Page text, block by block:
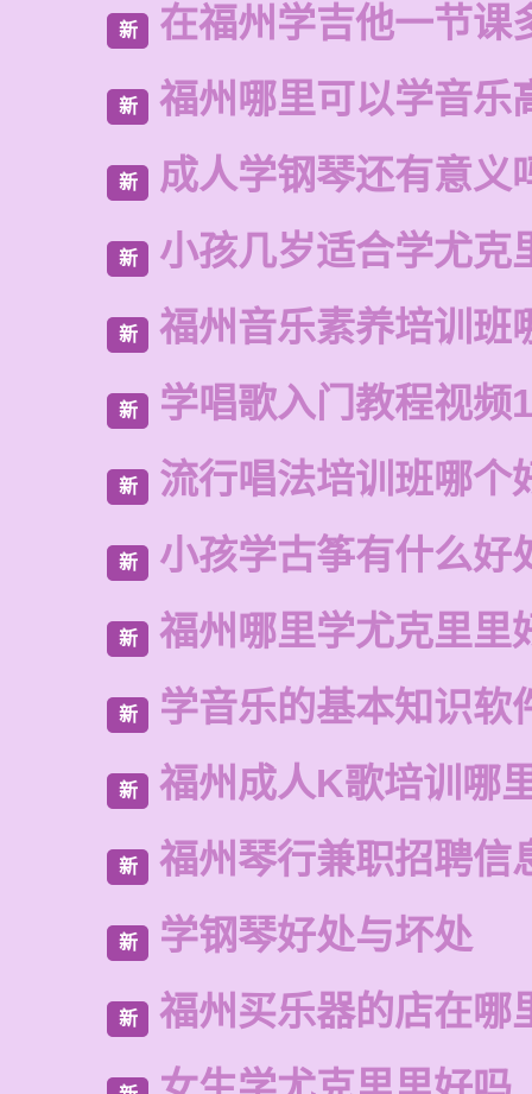
新 在福州学吉他一节课
新 福州哪里可以学音乐
新 成人学钢琴还有意义
新 小孩几岁适合学尤克
新 福州音乐素养培训班
新 学唱歌入门教程视频
新 流行唱法培训班哪个
新 小孩学古筝有什么好
新 福州哪里学尤克里里
新 学音乐的基本知识软
新 福州成人K歌培训哪
新 福州琴行兼职招聘信
新 学钢琴好处与坏处
新 福州买乐器的店在哪